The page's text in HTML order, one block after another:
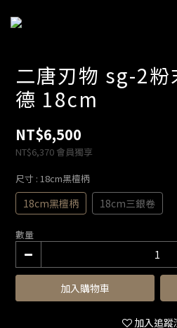
二唐刃物 sg-2粉
德 18cm
NT$6,500
NT$6,370 會員獨享
尺寸 : 18cm黑檀柄
18cm黑檀柄 18cm三銀卷
數量
加入購物車
加入追蹤